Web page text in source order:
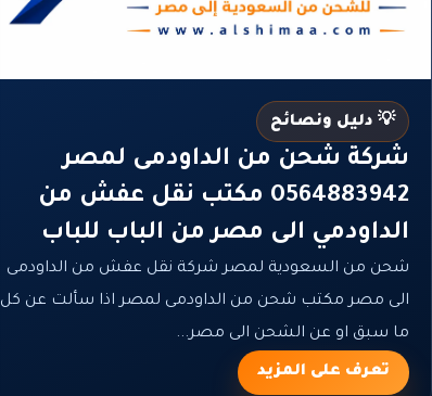
💡 دليل ونصائح
شركة شحن من الداودمى لمصر
0564883942 مكتب نقل عفش من
الداودمي الى مصر من الباب للباب
شحن من السعودية لمصر شركة نقل عفش من الداودمى
الى مصر مكتب شحن من الداودمى لمصر اذا سألت عن كل
ما سبق او عن الشحن الى مصر...
تعرف على المزيد